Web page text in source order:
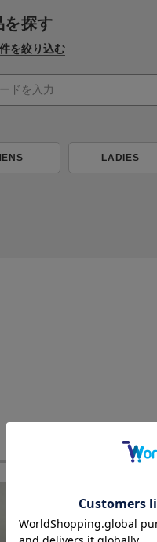
を探す
を絞り込む
LADIES
新着順